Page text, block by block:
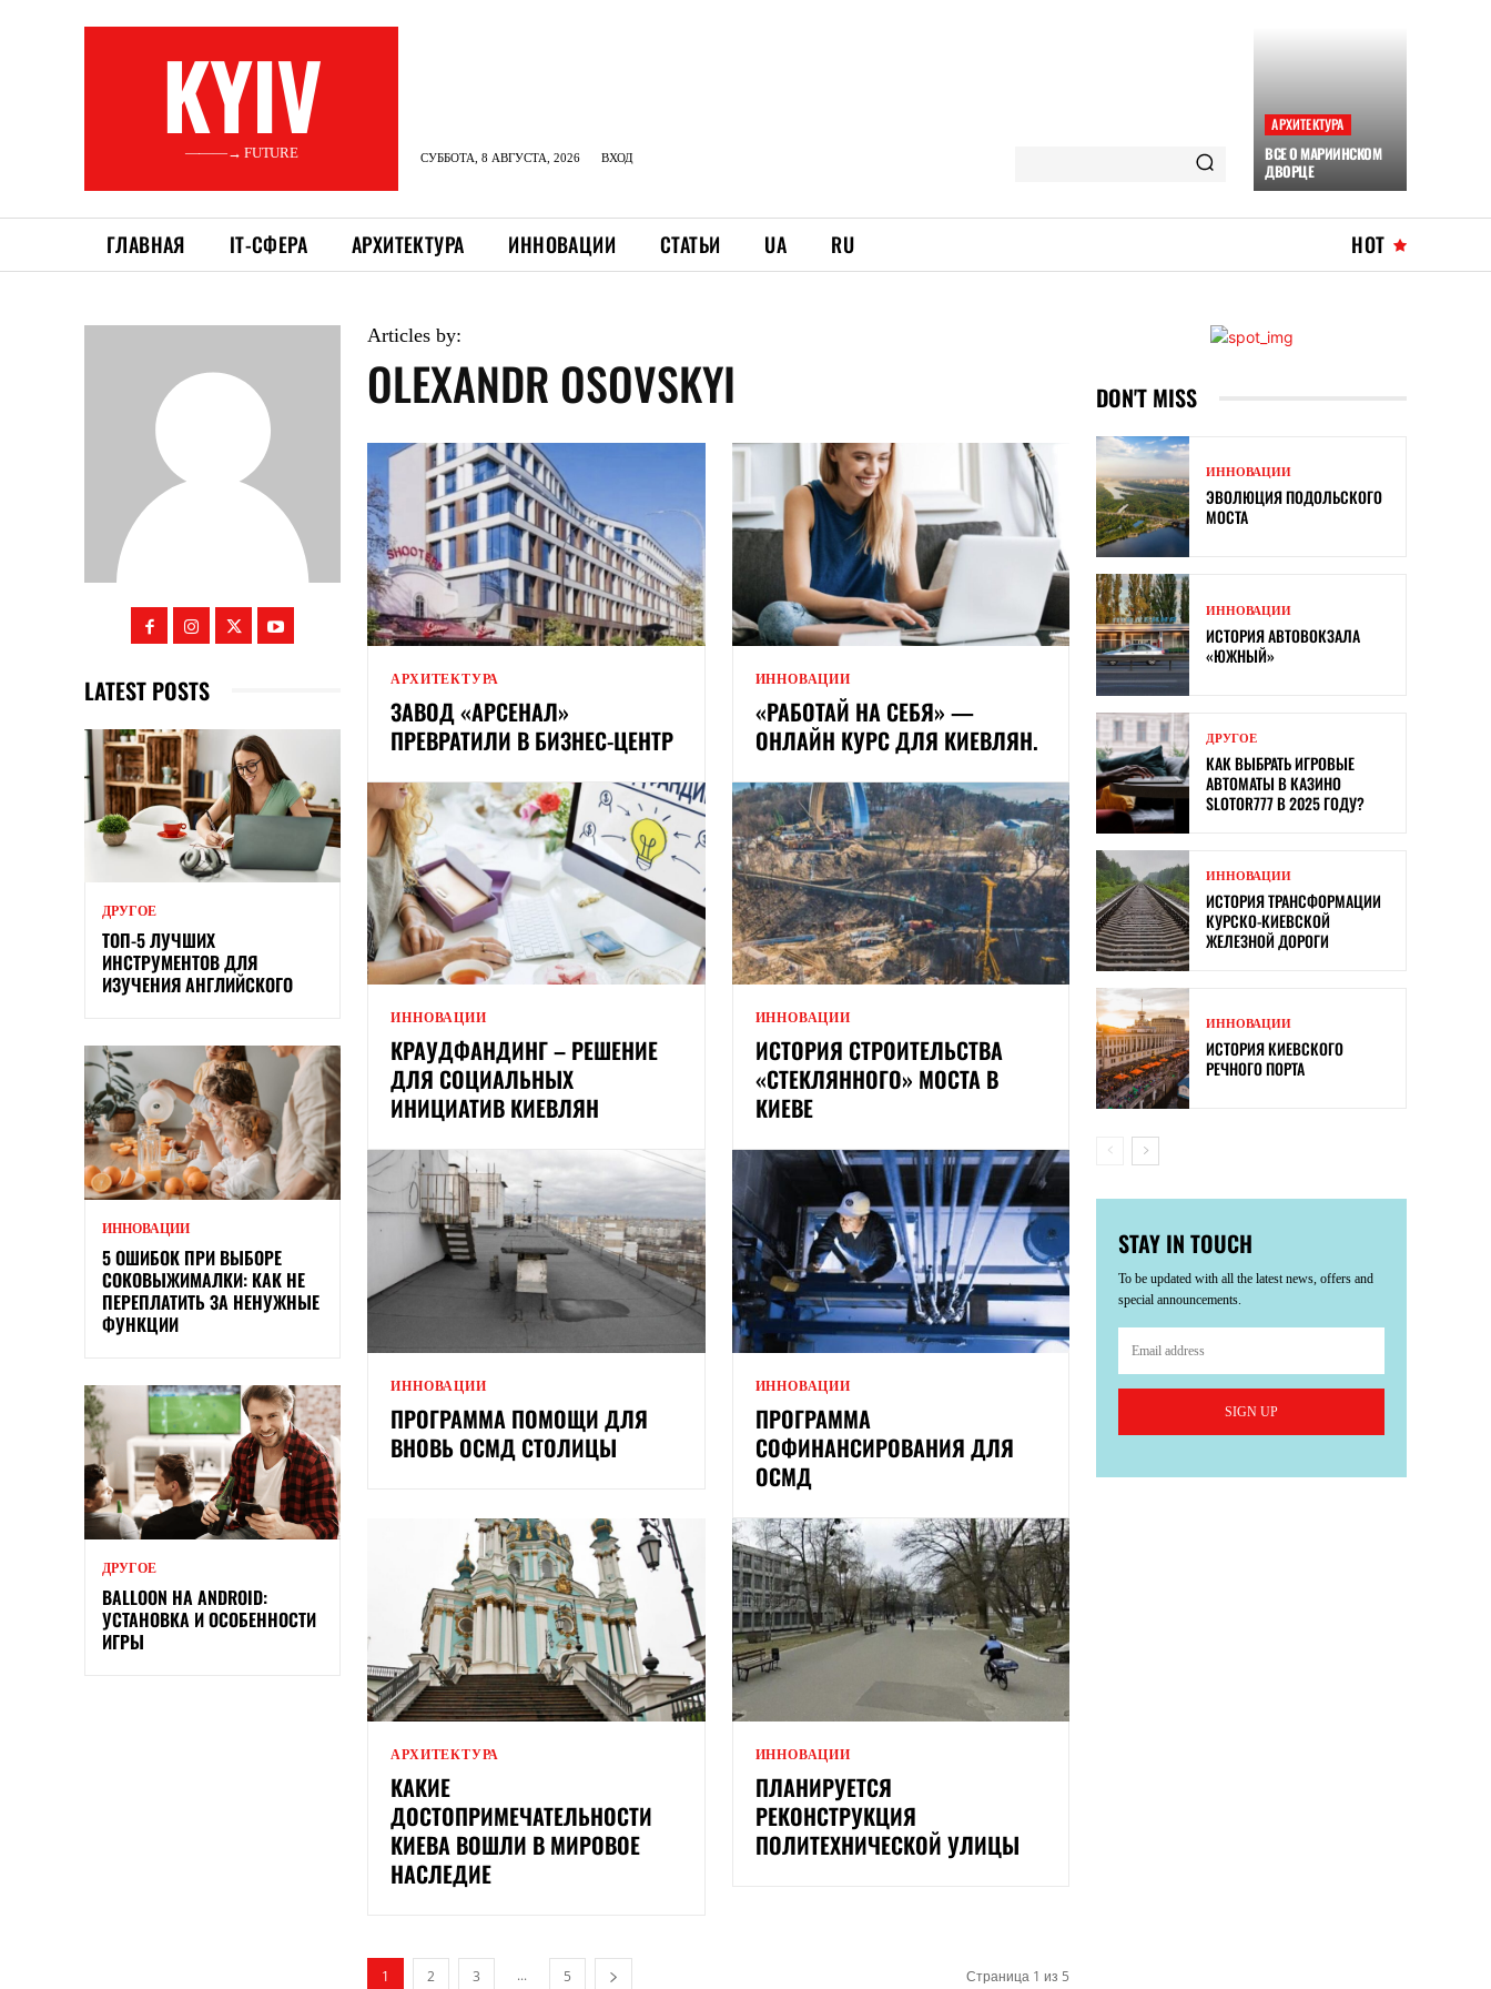
KYIV
———→ FUTURE СУББОТА, 8 АВГУСТА, 2026 ВХОД
АРХИТЕКТУРА
ВСЕ О МАРИИНСКОМ
ДВОРЦЕ
ГЛАВНАЯ ІТ-СФЕРА АРХИТЕКТУРА ИННОВАЦИИ СТАТЬИ UA RU HOT
LATEST POSTS
ДРУГОЕ
ТОП-5 ЛУЧШИХ
ИНСТРУМЕНТОВ ДЛЯ
ИЗУЧЕНИЯ АНГЛИЙСКОГО
ИННОВАЦИИ
5 ОШИБОК ПРИ ВЫБОРЕ
СОКОВЫЖИМАЛКИ: КАК НЕ
ПЕРЕПЛАТИТЬ ЗА НЕНУЖНЫЕ
ФУНКЦИИ
ДРУГОЕ
BALLOON НА ANDROID:
УСТАНОВКА И ОСОБЕННОСТИ
ИГРЫ
Articles by:
OLEXANDR OSOVSKYI
АРХИТЕКТУРА
ЗАВОД «АРСЕНАЛ»
ПРЕВРАТИЛИ В БИЗНЕС-ЦЕНТР
ИННОВАЦИИ
«РАБОТАЙ НА СЕБЯ» —
ОНЛАЙН КУРС ДЛЯ КИЕВЛЯН.
ИННОВАЦИИ
КРАУДФАНДИНГ – РЕШЕНИЕ
ДЛЯ СОЦИАЛЬНЫХ
ИНИЦИАТИВ КИЕВЛЯН
ИННОВАЦИИ
ИСТОРИЯ СТРОИТЕЛЬСТВА
«СТЕКЛЯННОГО» МОСТА В
КИЕВЕ
ИННОВАЦИИ
ПРОГРАММА ПОМОЩИ ДЛЯ
ВНОВЬ ОСМД СТОЛИЦЫ
ИННОВАЦИИ
ПРОГРАММА
СОФИНАНСИРОВАНИЯ ДЛЯ
ОСМД
АРХИТЕКТУРА
КАКИЕ
ДОСТОПРИМЕЧАТЕЛЬНОСТИ
КИЕВА ВОШЛИ В МИРОВОЕ
НАСЛЕДИЕ
ИННОВАЦИИ
ПЛАНИРУЕТСЯ
РЕКОНСТРУКЦИЯ
ПОЛИТЕХНИЧЕСКОЙ УЛИЦЫ
1 2 3 ... 5 Страница 1 из 5
DON'T MISS
ИННОВАЦИИ
ЭВОЛЮЦИЯ ПОДОЛЬСКОГО
МОСТА
ИННОВАЦИИ
ИСТОРИЯ АВТОВОКЗАЛА
«ЮЖНЫЙ»
ДРУГОЕ
КАК ВЫБРАТЬ ИГРОВЫЕ
АВТОМАТЫ В КАЗИНО
SLOTOR777 В 2025 ГОДУ?
ИННОВАЦИИ
ИСТОРИЯ ТРАНСФОРМАЦИИ
КУРСКО-КИЕВСКОЙ
ЖЕЛЕЗНОЙ ДОРОГИ
ИННОВАЦИИ
ИСТОРИЯ КИЕВСКОГО
РЕЧНОГО ПОРТА
STAY IN TOUCH
To be updated with all the latest news, offers and
special announcements.
SIGN UP